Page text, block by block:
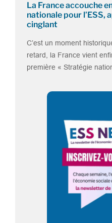
La France accouche
nationale pour l’ESS,
cinglant
C’est un moment
retard, la France vient
première « Stratégie